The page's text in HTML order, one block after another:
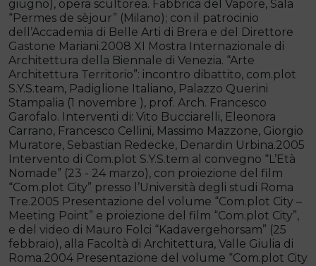
giugno), opera scultorea. Fabbrica del Vapore, Sala
“Permes de sèjour” (Milano); con il patrocinio
dell’Accademia di Belle Arti di Brera e del Direttore
Gastone Mariani.2008 XI Mostra Internazionale di
Architettura della Biennale di Venezia. “Arte
Architettura Territorio”: incontro dibattito, com.plot
S.Y.S.team, Padiglione Italiano, Palazzo Querini
Stampalia (1 novembre ), prof. Arch. Francesco
Garofalo. Interventi di: Vito Bucciarelli, Eleonora
Carrano, Francesco Cellini, Massimo Mazzone, Giorgio
Muratore, Sebastian Redecke, Denardin Urbina.2005
Intervento di Com.plot S.Y.S.tem al convegno “L’Età
Nomade” (23 - 24 marzo), con proiezione del film
“Com.plot City” presso l’Università degli studi Roma
Tre.2005 Presentazione del volume “Com.plot City –
Meeting Point” e proiezione del film “Com.plot City”,
e del video di Mauro Folci “Kadavergehorsam” (25
febbraio), alla Facoltà di Architettura, Valle Giulia di
Roma.2004 Presentazione del volume “Com.plot City